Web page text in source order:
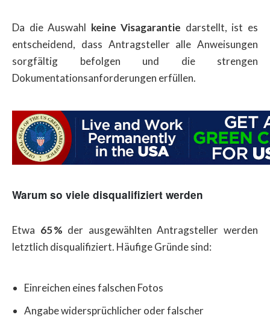
Da die Auswahl keine Visagarantie darstellt, ist es
entscheidend, dass Antragsteller alle Anweisungen
sorgfältig befolgen und die strengen
Dokumentationsanforderungen erfüllen.
Warum so viele disqualifiziert werden
Etwa 65 % der ausgewählten Antragsteller werden
letztlich disqualifiziert. Häufige Gründe sind:
Einreichen eines falschen Fotos
Angabe widersprüchlicher oder falscher